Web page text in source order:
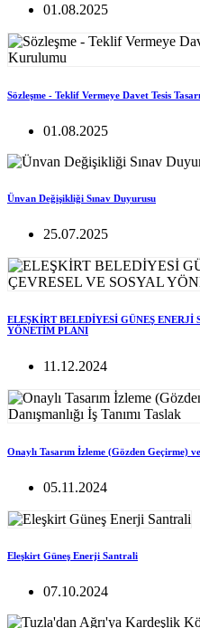
01.08.2025
Sözleşme - Teklif Vermeye Davet Tesis
01.08.2025
Ünvan Değişikliği Sınav Duyurusu
25.07.2025
ELEŞKİRT BELEDİYESİ GÜNEŞ ENERJİ
YÖNETİM PLANI
11.12.2024
Onaylı Tasarım İzleme (Gözden Geçirme)
05.11.2024
Eleşkirt Güneş Enerji Santrali
07.10.2024